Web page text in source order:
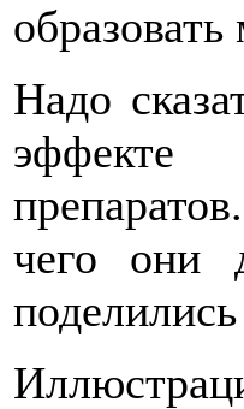
образовать
Надо
эффекте
чего они